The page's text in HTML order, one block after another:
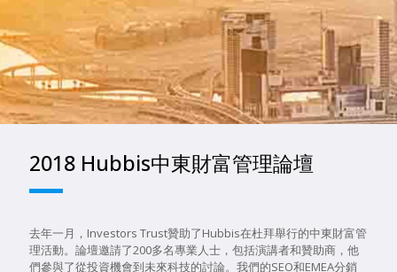
2018 Hubbis中東財富管理論壇
去年一月，Investors Trust贊助了Hubbis在杜拜舉行的中東財富管
理活動。論壇邀請了200多名專業人士，包括演講者和贊助商，他
們參與了從投資機會到未來科技的討論。我們的SEO和EMEA分銷